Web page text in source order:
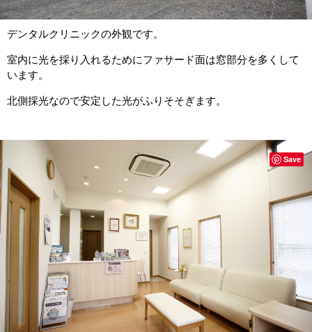
デンタルクリニックの外観です。
室内に光を採り入れるためにファサード面は窓部分を多くして
います。
北側採光なので安定した光がふりそそぎます。
Save